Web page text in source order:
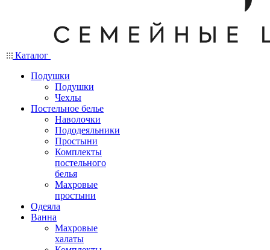
Каталог
Подушки
Подушки
Чехлы
Постельное белье
Наволочки
Пододеяльники
Простыни
Комплекты
постельного
белья
Махровые
простыни
Одеяла
Ванна
Махровые
халаты